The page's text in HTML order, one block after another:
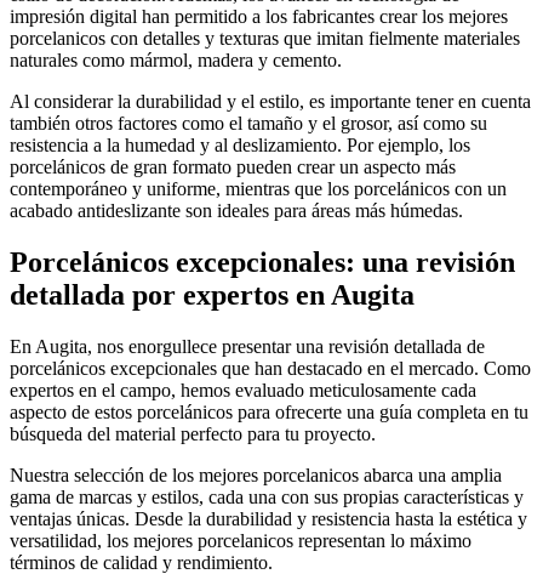
impresión digital han permitido a los fabricantes crear los mejores
porcelanicos con detalles y texturas que imitan fielmente materiales
naturales como mármol, madera y cemento.
Al considerar la durabilidad y el estilo, es importante tener en cuenta
también otros factores como el tamaño y el grosor, así como su
resistencia a la humedad y al deslizamiento. Por ejemplo, los
porcelánicos de gran formato pueden crear un aspecto más
contemporáneo y uniforme, mientras que los porcelánicos con un
acabado antideslizante son ideales para áreas más húmedas.
Porcelánicos excepcionales: una revisión
detallada por expertos en Augita
En Augita, nos enorgullece presentar una revisión detallada de
porcelánicos excepcionales que han destacado en el mercado. Como
expertos en el campo, hemos evaluado meticulosamente cada
aspecto de estos porcelánicos para ofrecerte una guía completa en tu
búsqueda del material perfecto para tu proyecto.
Nuestra selección de los mejores porcelanicos abarca una amplia
gama de marcas y estilos, cada una con sus propias características y
ventajas únicas. Desde la durabilidad y resistencia hasta la estética y
versatilidad, los mejores porcelanicos representan lo máximo
términos de calidad y rendimiento.